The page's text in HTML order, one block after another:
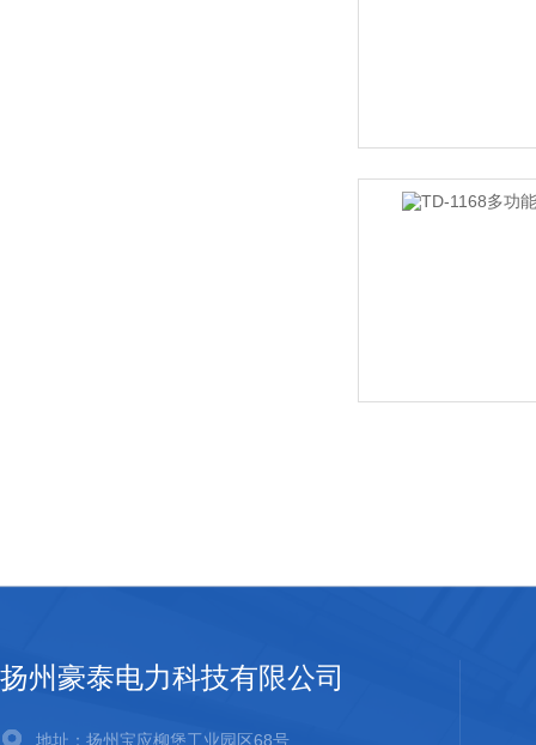
扬州豪泰电力科技有限公司
地址：扬州宝应柳堡工业园区68号